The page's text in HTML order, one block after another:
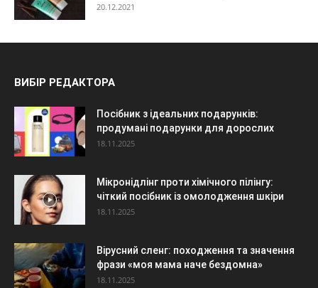
20.12.2021
ВИБІР РЕДАКТОРА
Посібник з ідеальних подарунків:
продумані подарунки для дорослих
18.11.2025
Мікронідлінг проти хімічного пілінгу:
чіткий посібник із омолодження шкіри
18.11.2025
Вірусний сленг: походження та значення
фрази «моя мама наче бездомна»
18.11.2025